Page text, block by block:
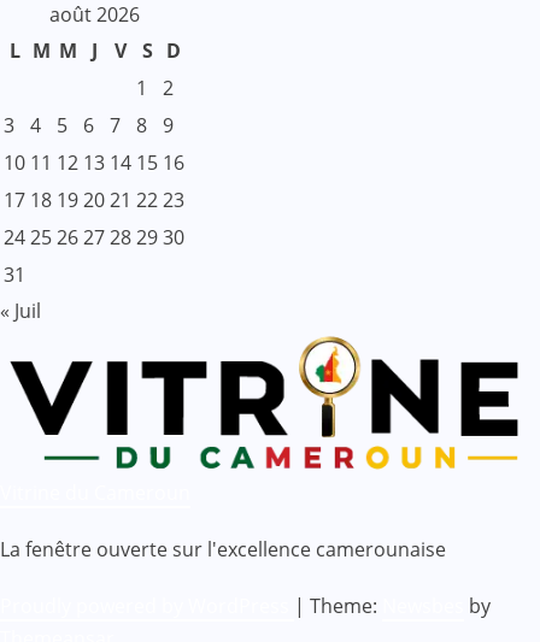
août 2026
L M M J V S D
1
2
3 4 5 6 7 8 9
10 11 12 13 14 15 16
17 18 192021 2223
24252627282930
31
« Juil
La fenêtre ouverte sur l'excellence camerounaise
| Theme:
by